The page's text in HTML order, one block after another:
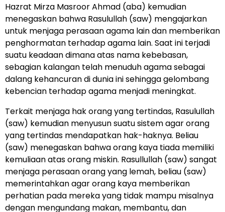
Hazrat Mirza Masroor Ahmad (aba) kemudian
menegaskan bahwa Rasulullah (saw) mengajarkan
untuk menjaga perasaan agama lain dan memberikan
penghormatan terhadap agama lain. Saat ini terjadi
suatu keadaan dimana atas nama kebebasan,
sebagian kalangan telah menuduh agama sebagai
dalang kehancuran di dunia ini sehingga gelombang
kebencian terhadap agama menjadi meningkat.
Terkait menjaga hak orang yang tertindas, Rasulullah
(saw) kemudian menyusun suatu sistem agar orang
yang tertindas mendapatkan hak-haknya. Beliau
(saw) menegaskan bahwa orang kaya tiada memiliki
kemuliaan atas orang miskin. Rasullullah (saw) sangat
menjaga perasaan orang yang lemah, beliau (saw)
memerintahkan agar orang kaya memberikan
perhatian pada mereka yang tidak mampu misalnya
dengan mengundang makan, membantu, dan